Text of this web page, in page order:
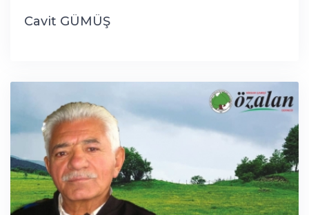
Cavit GÜMÜŞ